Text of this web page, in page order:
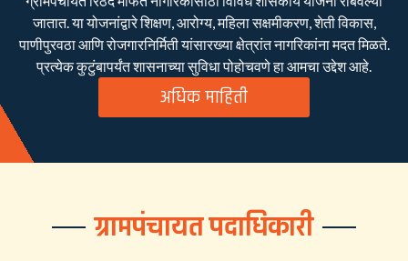
जातात. या योजनांद्वारे शिक्षण, आरोग्य, महिला सक्षमीकरण, शेती विकास,
पाणीपुरवठा आणि रोजगारनिर्मिती यांसारख्या क्षेत्रांत नागरिकांना मदत मिळते.
प्रत्येक कुटुंबापर्यंत शासनाच्या सुविधा पोहोचवणे हा आमचा उद्देश आहे.
अधिक माहिती
ग्रामपंचायत पदाधिकारी